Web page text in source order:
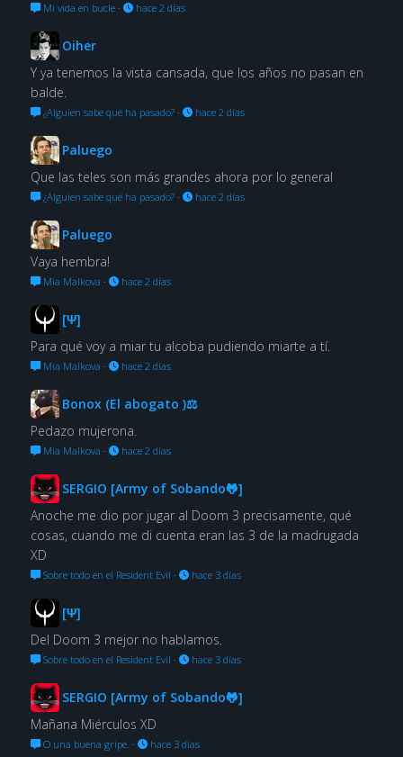
Mi vida en bucle· hace 2 días
Oiher
Y ya tenemos la vista cansada, que los años no pasan en
balde.
¿Alguien sabe qué ha pasado?· hace 2 días
Paluego
Que las teles son más grandes ahora por lo general
¿Alguien sabe qué ha pasado?· hace 2 días
Paluego
Vaya hembra!
Mia Malkova · hace 2 días
[Ψ]
Para qué voy a miar tu alcoba pudiendo miarte a tí.
Mia Malkova · hace 2 días
Bonox (El abogato )⚖
Pedazo mujerona.
Mia Malkova · hace 2 días
SERGIO [Army of Sobando🐸]
Anoche me dio por jugar al Doom 3 precisamente, qué
cosas, cuando me di cuenta eran las 3 de la madrugada
XD
Sobre todo en el Resident Evil · hace 3 días
[Ψ]
Del Doom 3 mejor no hablamos.
Sobre todo en el Resident Evil · hace 3 días
SERGIO [Army of Sobando🐸]
Mañana Miérculos XD
O una buena gripe. · hace 3 días